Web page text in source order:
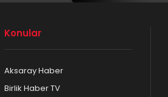
Konular
Aksaray Haber
Birlik Haber TV